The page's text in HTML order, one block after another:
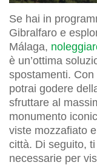
Se hai in
Gibralfaro e
Málaga,
è un’ottima
spostamenti.
potrai godere
sfruttare al
monumento
viste mozzafiato
città. Di seguito,
necessarie per